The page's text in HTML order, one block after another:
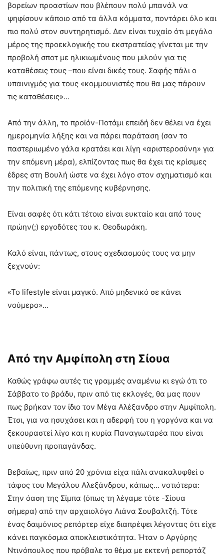
βορείων προαστίων που βλέπουν πολύ μπανάλ να
ψηφίσουν κάποιο από τα άλλα κόμματα, ποντάρει όλο και
πιο πολύ στον συντηρητισμό. Δεν είναι τυχαίο ότι μεγάλο
μέρος της προεκλογικής του εκστρατείας γίνεται με την
προβολή σποτ με ηλικιωμένους που μιλούν για τις
καταθέσεις τους –που είναι δικές τους. Σαφής πάλι ο
υπαινιγμός για τους «κομμουνιστές που θα μας πάρουν
τις καταθέσεις»…
Από την άλλη, το προϊόν-Ποτάμι επειδή δεν θέλει να έχει
ημερομηνία λήξης και να πάρει παράταση (σαν το
παστεριωμένο γάλα κρατάει και λίγη «αριστεροσύνη» για
την επόμενη μέρα), ελπίζοντας πως θα έχει τις κρίσιμες
έδρες στη Βουλή ώστε να έχει λόγο στον σχηματισμό και
την πολιτική της επόμενης κυβέρνησης.
Είναι σαφές ότι κάτι τέτοιο είναι ευκταίο και από τους
πρώην(;) εργοδότες του κ. Θεοδωράκη.
Καλό είναι, πάντως, στους σχεδιασμούς τους να μην
ξεχνούν:
«To lifestyle είναι μαγικό. Από μηδενικό σε κάνει
νούμερο»…
Από την Αμφίπολη στη Σίουα
Καθώς γράφω αυτές τις γραμμές αναμένω κι εγώ ότι το
Σάββατο το βράδυ, πριν από τις εκλογές, θα μας πουν
πως βρήκαν τον ίδιο τον Μέγα Αλέξανδρο στην Αμφίπολη.
Έτσι, για να ησυχάσει και η αδερφή του η γοργόνα και να
ξεκουραστεί λίγο και η κυρία Παναγιωταρέα που είναι
υπεύθυνη προπαγάνδας.
Βεβαίως, πριν από 20 χρόνια είχα πάλι ανακαλυφθεί ο
τάφος του Μεγάλου Αλεξάνδρου, κάπως… νοτιότερα:
Στην όαση της Σίμπα (όπως τη λέγαμε τότε -Σίουα
σήμερα) από την αρχαιολόγο Λιάνα Σουβαλτζή. Τότε
ένας δαιμόνιος ρεπόρτερ είχε διαπρέψει λέγοντας ότι είχε
κάνει παγκόσμια αποκλειστικότητα. Ήταν ο Αργύρης
Ντινόπουλος που πρόβαλε το θέμα με εκτενή ρεπορτάζ